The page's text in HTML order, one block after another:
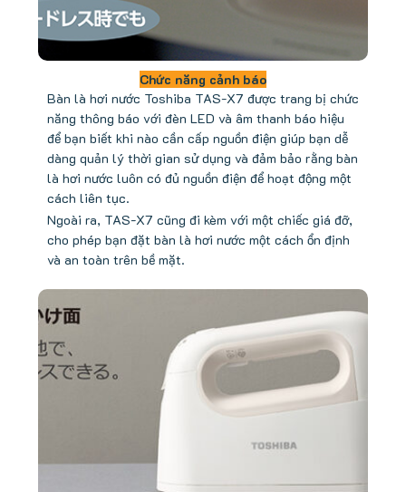
Chức năng cảnh báo
Bàn là hơi nước Toshiba TAS-X7 được trang bị chức
năng thông báo với đèn LED và âm thanh báo hiệu
để bạn biết khi nào cần cấp nguồn điện giúp bạn dễ
dàng quản lý thời gian sử dụng và đảm bảo rằng bàn
là hơi nước luôn có đủ nguồn điện để hoạt động một
cách liên tục.
Ngoài ra, TAS-X7 cũng đi kèm với một chiếc giá đỡ,
cho phép bạn đặt bàn là hơi nước một cách ổn định
và an toàn trên bề mặt.